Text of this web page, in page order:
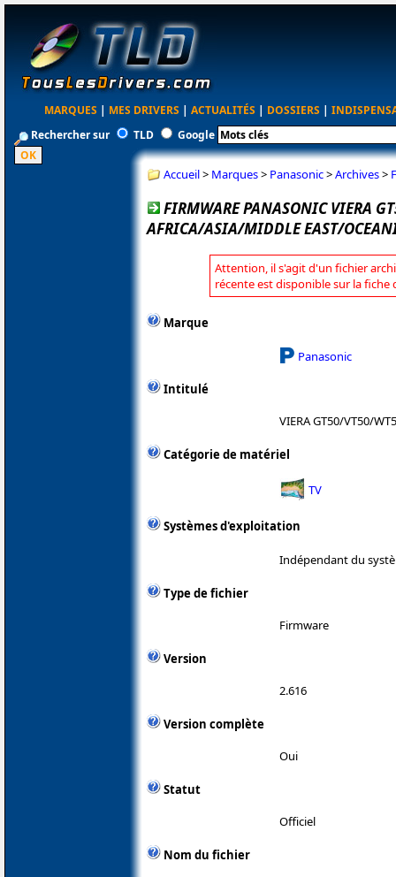
MARQUES | MES DRIVERS | ACTUALITÉS | DOSSIERS |
Rechercher sur
TLD Google
Accueil> Marques> Panasonic>Archives>
FIRMWARE PANASONIC VIERA
AFRICA/ASIA/MIDDLE EAST/
Attention, il s'agit d'un fichier
récente est disponible sur la fiche
Marque
Panasonic
Intitulé
VIERA GT50/VT50/
Catégorie de matériel
TV
Systèmes d'exploitation
Indépendant du
Type de fichier
Firmware
Version
2.616
Version complète
Oui
Statut
Officiel
Nom du fichier